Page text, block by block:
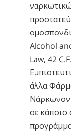
Alcohol
Law, 42
άλλα
Νάρκωνον
σε κάποιο